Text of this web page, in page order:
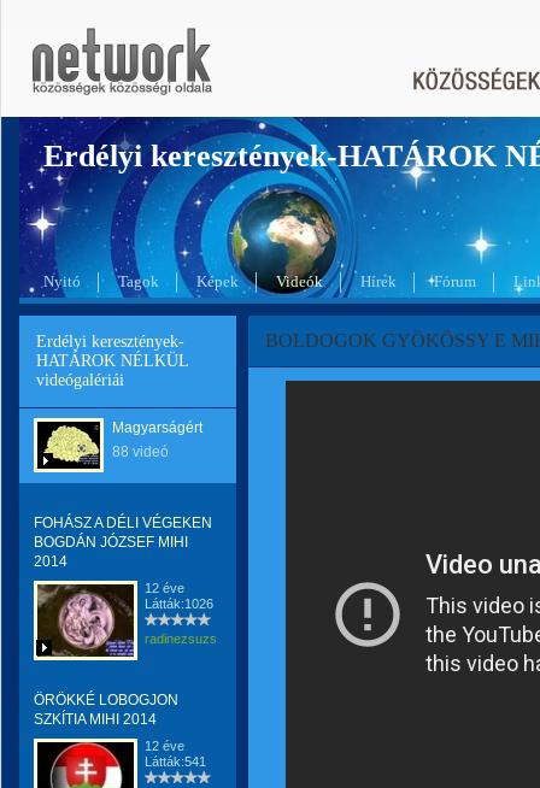
Erdélyi keresztények-HATÁROK
Nyitó Tagok Képek Videók Hírek Fórum
Erdélyi keresztények-
HATÁROK NÉLKÜL
videógalériái
Magyarságért
88 videó
FOHÁSZ A DÉLI VÉGEKEN
BOGDÁN JÓZSEF MIHI
2014
12 éve
Látták:1026
radinezsuzsa
ÖRÖKKÉ LOBOGJON
SZKÍTIA MIHI 2014
12 éve
Látták:541
BOLDOGOK GYÖKÖSSY E